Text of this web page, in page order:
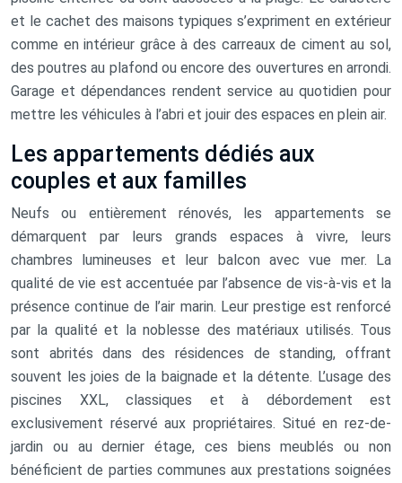
et le cachet des maisons typiques s’expriment en extérieur
comme en intérieur grâce à des carreaux de ciment au sol,
des poutres au plafond ou encore des ouvertures en arrondi.
Garage et dépendances rendent service au quotidien pour
mettre les véhicules à l’abri et jouir des espaces en plein air.
Les appartements dédiés aux
couples et aux familles
Neufs ou entièrement rénovés, les appartements se
démarquent par leurs grands espaces à vivre, leurs
chambres lumineuses et leur balcon avec vue mer. La
qualité de vie est accentuée par l’absence de vis-à-vis et la
présence continue de l’air marin. Leur prestige est renforcé
par la qualité et la noblesse des matériaux utilisés. Tous
sont abrités dans des résidences de standing, offrant
souvent les joies de la baignade et la détente. L’usage des
piscines XXL, classiques et à débordement est
exclusivement réservé aux propriétaires. Situé en rez-de-
jardin ou au dernier étage, ces biens meublés ou non
bénéficient de parties communes aux prestations soignées